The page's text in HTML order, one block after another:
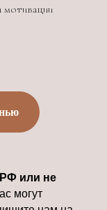
или не
могут